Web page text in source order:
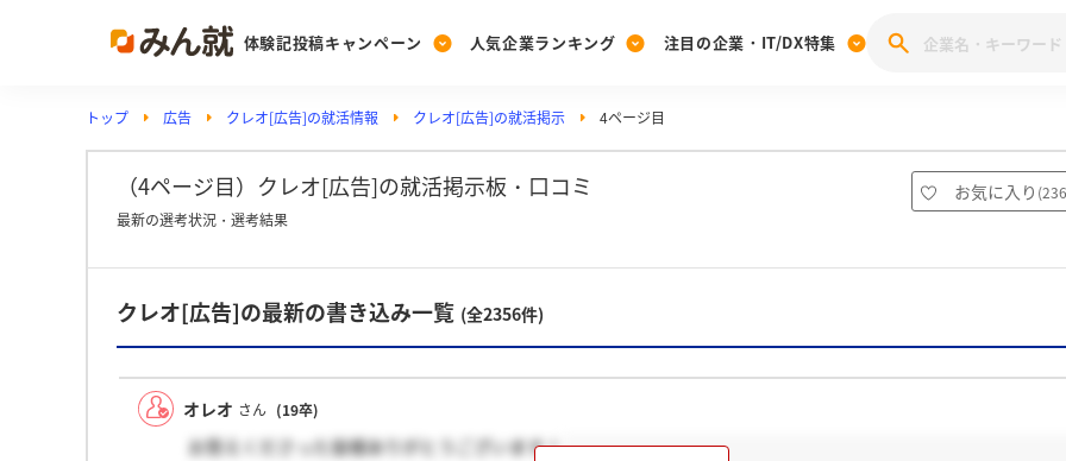
体験記投稿キャンペーン
Post
投稿する
[27卒] 本選考体験記投稿キャンペーン
人気企業ランキング
Ranking
ランキングを見る
Vote
投票する
注目の企業・IT/DX特集
PickUp
注目の企業特集
動画で知ろう！業界・企業研究
トップ 広告 クレオ[広告]の就活情報 クレオ[広告]の就活掲示 4ページ目
（4ページ目）クレオ[広告]の就活掲示板・口コミ お気に入り (
最新の選考状況・選考結果
クレオ[広告]の最新の書き込み一覧 (全2356件)
オレオ さん (19卒)
お答えくださった皆様ありがとうございます！